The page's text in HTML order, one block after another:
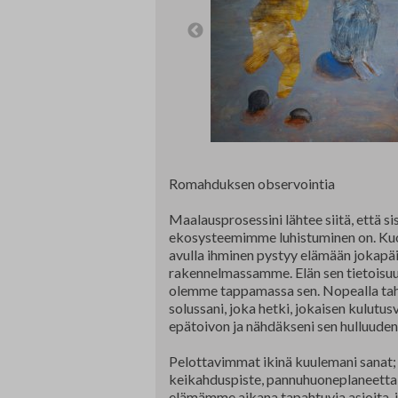
Projektit
Jäseneksi hakeminen
Luottamushenkilöt
Romahduksen observointia
Maalausprosessini lähtee siitä, että
ekosysteemimme luhistuminen on.
avulla ihminen pystyy elämään
rakennelmassamme. Elän sen
olemme tappamassa sen. Nopealla
solussani, joka hetki, jokaisen
epätoivon ja nähdäkseni sen
Pelottavimmat ikinä kuulemani
keikahduspiste,